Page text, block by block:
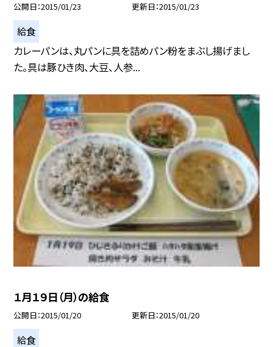
公開日 2015/01/23 更新日 2015/01/23
給食
カレーパンは、丸パンに具を詰めパン粉をまぶし揚げまし
た。具は豚ひき肉、大豆、人参...
１月１９日（月）の給食
公開日 2015/01/20 更新日 2015/01/20
給食